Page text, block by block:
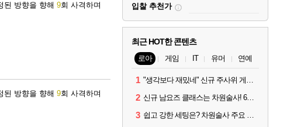
된 방향을 향해 9회 사격하며
된 방향을 향해 9회 사격하며
입찰 추천가
최근 HOT한 콘텐츠
로아 게임 IT 유머 연예
1 "생각보다 재밌네" 신규 주사위 게임 티카투카 호평
2 신규 남요즈 클래스는 차원술사! 6월 20일 로아온 썸머 정리
3 쉽고 강한 세팅은? 차원술사 주요 빌드와 스킬 코드